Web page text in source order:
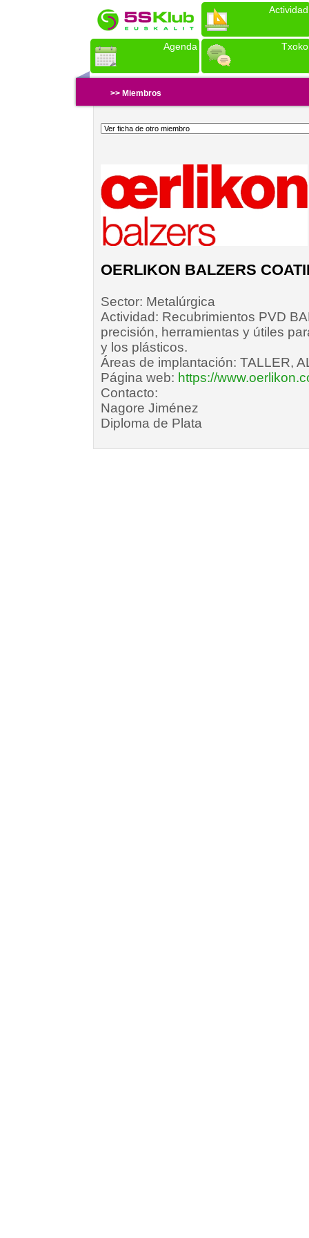
Actividad
Agenda Txoko
>> Miembros
OERLIKON BALZERS
Sector: Metalúrgica
Actividad: Recubrimientos PVD
precisión, herramientas y útiles
y los plásticos.
Áreas de implantación: TALLER,
Página web: https://
Contacto:
Nagore Jiménez
Diploma de Plata